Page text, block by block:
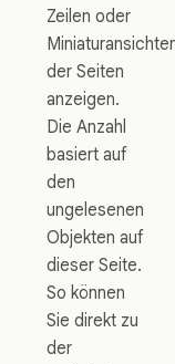
Zeilen oder
der Seiten
anzeigen.
Die Anzahl
basiert auf
den
ungelesenen
Objekten auf
dieser Seite.
So können
Sie direkt zu
der